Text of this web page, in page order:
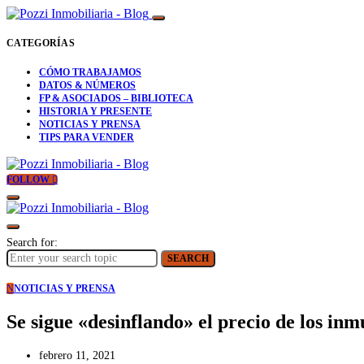
CATEGORÍAS
CÓMO TRABAJAMOS
DATOS & NÚMEROS
FP & ASOCIADOS – BIBLIOTECA
HISTORIA Y PRESENTE
NOTICIAS Y PRENSA
TIPS PARA VENDER
FOLLOW
Search for:
SEARCH
NNOTICIAS Y PRENSA
Se sigue «desinflando» el precio de los
febrero 11, 2021